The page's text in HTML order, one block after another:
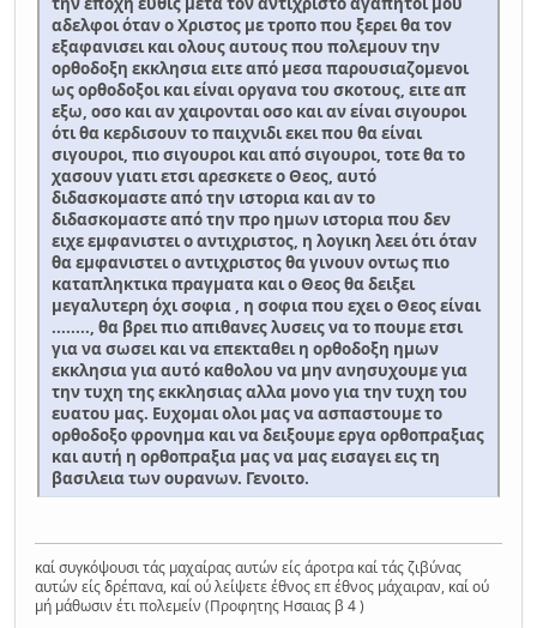
αδελφοι όταν ο Χριστος με τροπο που ξερει θα τον
εξαφανισει και ολους αυτους που πολεμουν την
ορθοδοξη εκκλησια ειτε από μεσα παρουσιαζομενοι
ως ορθοδοξοι και είναι οργανα του σκοτους, ειτε απ
εξω, οσο και αν χαιρονται οσο και αν είναι σιγουροι
ότι θα κερδισουν το παιχνιδι εκει που θα είναι
σιγουροι, πιο σιγουροι και από σιγουροι, τοτε θα το
χασουν γιατι ετσι αρεσκετε ο Θεος, αυτό
διδασκομαστε από την ιστορια και αν το
διδασκομαστε από την προ ημων ιστορια που δεν
ειχε εμφανιστει ο αντιχριστος, η λογικη λεει ότι όταν
θα εμφανιστει ο αντιχριστος θα γινουν οντως πιο
καταπληκτικα πραγματα και ο Θεος θα δειξει
μεγαλυτερη όχι σοφια , η σοφια που εχει ο Θεος είναι
........, θα βρει πιο απιθανες λυσεις να το πουμε ετσι
για να σωσει και να επεκταθει η ορθοδοξη ημων
εκκλησια για αυτό καθολου να μην ανησυχουμε για
την τυχη της εκκλησιας αλλα μονο για την τυχη του
ευατου μας. Ευχομαι ολοι μας να ασπαστουμε το
ορθοδοξο φρονημα και να δειξουμε εργα ορθοπραξιας
και αυτή η ορθοπραξια μας να μας εισαγει εις τη
βασιλεια των ουρανων. Γενοιτο.
καί συγκόψουσι τάς μαχαίρας αυτών είς άροτρα καί τάς ζιβύνας
αυτών είς δρέπανα, καί ού λείψετε έθνος επ έθνος μάχαιραν, καί ού
μή μάθωσιν έτι πολεμείν (Προφητης Ησαιας β 4 )